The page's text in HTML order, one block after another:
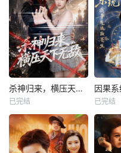
杀神归来，横压天下无敌
已完结 已完结